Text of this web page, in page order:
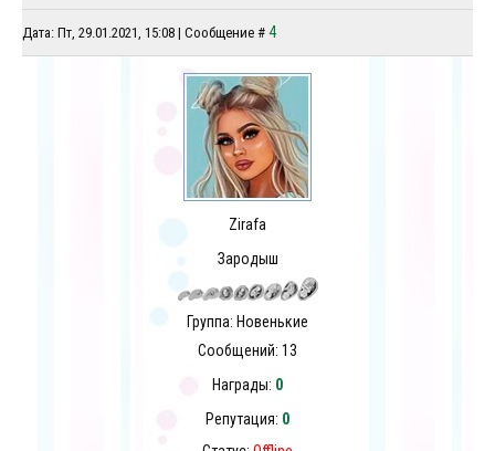
Дата: Пт, 29.01.2021, 15:08 | Сообщение # 4
Zirafa
Зародыш
Группа: Новенькие
Сообщений: 13
Награды: 0
Репутация: 0